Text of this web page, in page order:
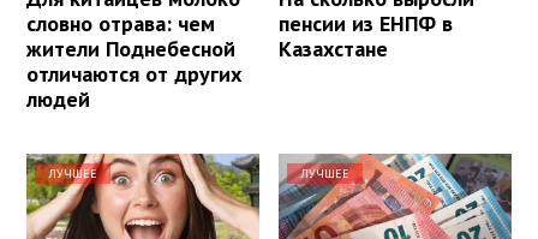
словно отрава: чем
жители Поднебесной
отличаются от других
людей
пенсии из ЕНПФ в
Казахстане
ЛУЧШЕЕ ЛУЧШЕЕ